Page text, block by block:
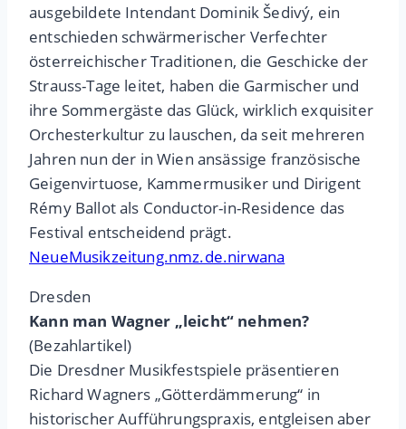
ausgebildete Intendant Dominik Šedivý, ein
entschieden schwärmerischer Verfechter
österreichischer Traditionen, die Geschicke der
Strauss-Tage leitet, haben die Garmischer und
ihre Sommergäste das Glück, wirklich exquisiter
Orchesterkultur zu lauschen, da seit mehreren
Jahren nun der in Wien ansässige französische
Geigenvirtuose, Kammermusiker und Dirigent
Rémy Ballot als Conductor-in-Residence das
Festival entscheidend prägt.
NeueMusikzeitung.nmz.de.nirwana
Dresden
Kann man Wagner „leicht“ nehmen?
(Bezahlartikel)
Die Dresdner Musikfestspiele präsentieren
Richard Wagners „Götterdämmerung“ in
historischer Aufführungspraxis, entgleisen aber